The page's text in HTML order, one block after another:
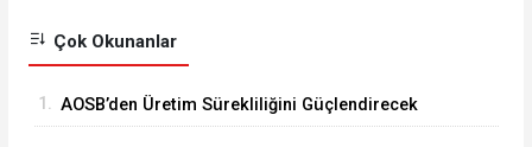
Çok Okunanlar
1. ⁠AOSB’den Üretim Sürekliliğini Güçlendirecek